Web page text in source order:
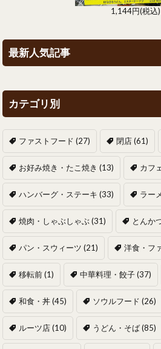
1,144円(税込)
最新人気記事
カテゴリ別
ファストフード (27) 閉店(61)
お好み焼き・たこ焼き (13) カフ
ハンバーグ・ステーキ (33) ラー
焼肉・しゃぶしゃぶ(31) とんか
パン・スウィーツ (21) 洋食・フ
移転前(1) 中華料理・餃子(37)
和食・丼(45) ソウルフード (26)
ルーツ店(10) うどん・そば(85)